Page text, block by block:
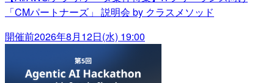
「CMパートナーズ」 説明会 by クラスメソッド
開催前2026年8月12日(水) 19:00